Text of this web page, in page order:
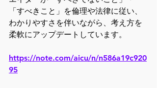
「すべきこと」を倫理や法律に従い、
わかりやすさを伴いながら、考え方を
柔軟にアップデートしています。
https://note.com/aicu/n/n586a19c920
95